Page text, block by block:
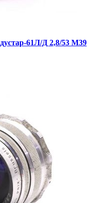
61Л/Д 2,8/53 М39